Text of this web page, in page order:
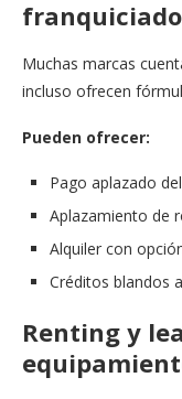
Muchas marcas
incluso ofrecen
Pueden ofrecer:
Pago aplazado
Aplazamiento de
Alquiler con
Créditos blandos
Renting y